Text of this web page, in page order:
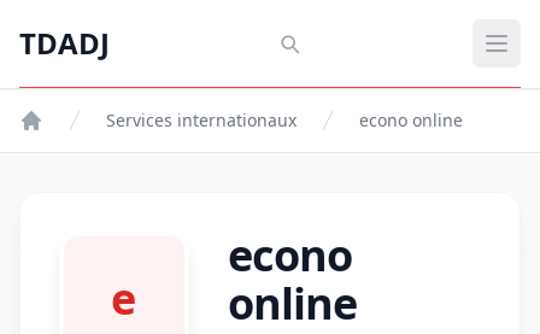
TDADJ
TDADJ
Services internationaux econo online
e
econo
online